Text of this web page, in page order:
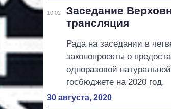
10:02
Заседание
трансляция
Рада на заседании в
законопроекты о
одноразовой
госбюджете на 2020 год.
30 августа, 2020